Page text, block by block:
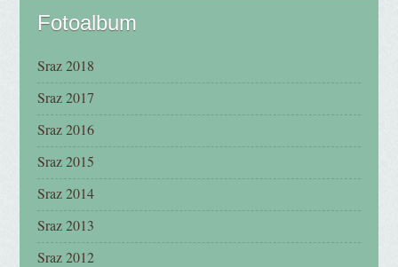
Fotoalbum
Sraz 2018
Sraz 2017
Sraz 2016
Sraz 2015
Sraz 2014
Sraz 2013
Sraz 2012